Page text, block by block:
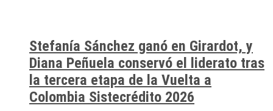
Stefanía Sánchez ganó en Girardot, y
Diana Peñuela conservó el liderato tras
la tercera etapa de la Vuelta a
Colombia Sistecrédito 2026